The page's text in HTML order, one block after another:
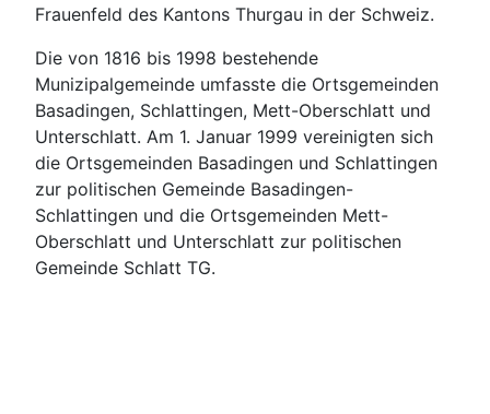
Frauenfeld des Kantons Thurgau in der Schweiz.
Die von 1816 bis 1998 bestehende
Munizipalgemeinde umfasste die Ortsgemeinden
Basadingen, Schlattingen, Mett-Oberschlatt und
Unterschlatt. Am 1. Januar 1999 vereinigten sich
die Ortsgemeinden Basadingen und Schlattingen
zur politischen Gemeinde Basadingen-
Schlattingen und die Ortsgemeinden Mett-
Oberschlatt und Unterschlatt zur politischen
Gemeinde Schlatt TG.